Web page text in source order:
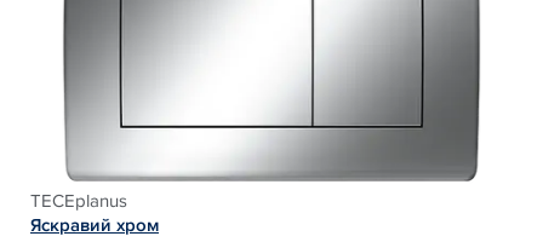
TECEplanus
Яскравий хром